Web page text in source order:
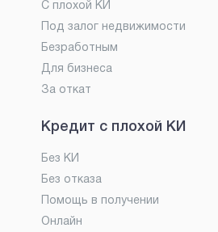
С плохой КИ
Под залог недвижимости
Безработным
Для бизнеса
За откат
Кредит с плохой КИ
Без КИ
Без отказа
Помощь в получении
Онлайн